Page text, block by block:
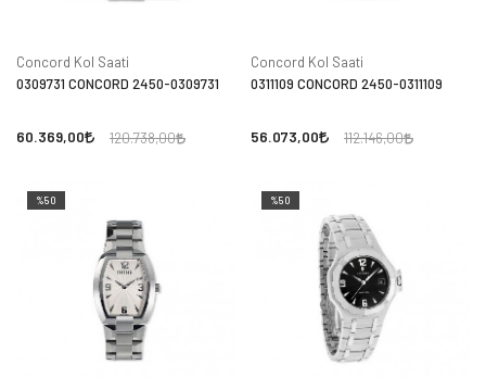
Concord Kol Saati
0309731 CONCORD 2450-0309731
60.369,00 120.738,00
Concord Kol Saati
0311109 CONCORD 2450-0311109
56.073,00 112.146,00
%50 %50